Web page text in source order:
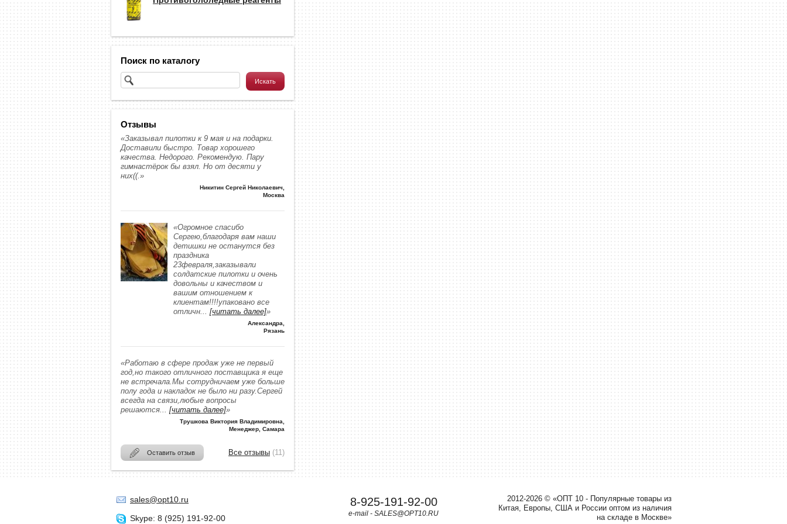
Поиск по каталогу
Отзывы
«Заказывал пилотки к 9 мая и на подарки.
Доставили быстро. Товар хорошего
качества. Недорого. Рекомендую. Пару
гимнастёрок бы взял. Но от десяти у
них((.»
Никитин Сергей Николаевич
Москва
«Огромное спасибо
Сергею,благодаря вам наши
детишки не останутся без
праздника
23февраля,заказывали
солдатские пилотки и очень
довольны и качеством и
вашим отношением к
клиентам!!!!упаковано все
отличн... [читать далее]»
Александра
Рязань
«Работаю в сфере продаж уже не первый
год,но такого отличного поставщика я еще
не встречала.Мы сотрудничаем уже больше
полу года и накладок не было ни разу.Сергей
всегда на связи,любые вопросы
решаются... [читать далее]»
Трушкова Виктория Владимировна
Менеджер, Самара
Оставить отзыв Все отзывы (11)
sales@opt10.ru
Skype: 8 (925) 191-92-00
2012-2026 © «ОПТ 10 - Популярные товары из
Китая, Европы, США и России оптом из наличия
на складе в Москве»
8-925-191-92-00
e-mail - SALES@OPT10.RU